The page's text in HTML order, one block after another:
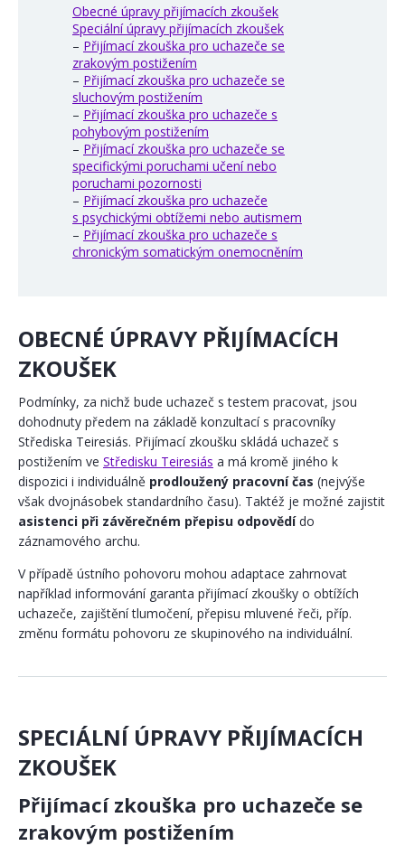
Obecné úpravy přijímacích zkoušek
Speciální úpravy přijímacích zkoušek
– Přijímací zkouška pro uchazeče se
zrakovým postižením
– Přijímací zkouška pro uchazeče se
sluchovým postižením
– Přijímací zkouška pro uchazeče s
pohybovým postižením
– Přijímací zkouška pro uchazeče se
specifickými poruchami učení nebo
poruchami pozornosti
– Přijímací zkouška pro uchazeče
s psychickými obtížemi nebo autismem
– Přijímací zkouška pro uchazeče s
chronickým somatickým onemocněním
OBECNÉ ÚPRAVY PŘIJÍMACÍCH
ZKOUŠEK
Podmínky, za nichž bude uchazeč s testem pracovat, jsou
dohodnuty předem na základě konzultací s pracovníky
Střediska Teiresiás. Přijímací zkoušku skládá uchazeč s
postižením ve Středisku Teiresiás a má kromě jiného k
dispozici i individuálně prodloužený pracovní čas (nejvýše
však dvojnásobek standardního času). Taktéž je možné zajistit
asistenci při závěrečném přepisu odpovědído
záznamového archu.
V případě ústního pohovoru mohou adaptace zahrnovat
například informování garanta přijímací zkoušky o obtížích
uchazeče, zajištění tlumočení, přepisu mluvené řeči, příp.
změnu formátu pohovoru ze skupinového na individuální.
SPECIÁLNÍ ÚPRAVY PŘIJÍMACÍCH
ZKOUŠEK
Přijímací zkouška pro uchazeče se
zrakovým postižením